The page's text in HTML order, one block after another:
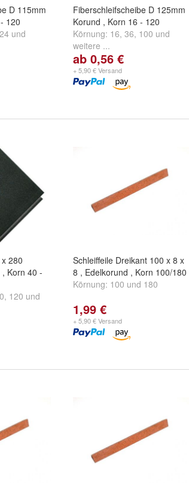
D 115mm
120
24 und
Fiberschleifscheibe D 125mm
Korund , Korn 16 - 120
Körnung: 16, 36, 100 und
weitere ...
ab 0,56 €
+ 5,90 € Versand
280
Korn 40 -
, 120 und
Schleiffeile Dreikant 100 x 8 x
8 , Edelkorund , Korn 100/180
Körnung: 100 und 180
1,99 €
+ 5,90 € Versand